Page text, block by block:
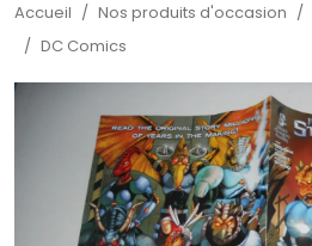
Accueil Nos produits d'occasion
DC Comics